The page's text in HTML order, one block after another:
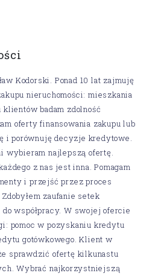
Kodorski. Ponad 10 lat zajmuję
nieruchomości: mieszkania
badam zdolność
oferty finansowania zakupu lub
i porównuję decyzje kredytowe.
wybieram najlepszą ofertę.
z nas jest inna. Pomagam
i przejść przez proces
zaufanie setek
współpracy. W swojej ofercie
pomoc w pozyskaniu kredytu
gotówkowego. Klient w
sprawdzić ofertę kilkunastu
Wybrać najkorzystniejszą